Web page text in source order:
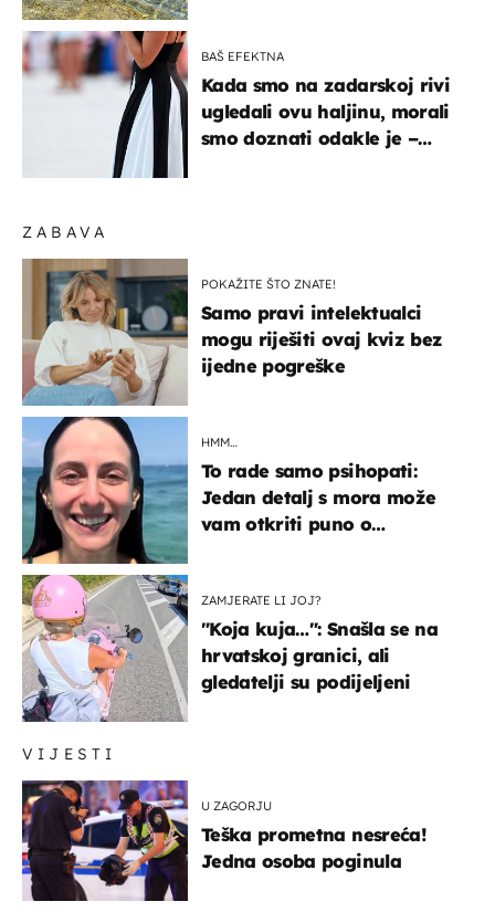
VIJESTI
U ZAGORJU
Teška prometna nesreća!
Jedna osoba poginula
ZABAVA
POKAŽITE ŠTO ZNATE!
Samo pravi intelektualci
mogu riješiti ovaj kviz bez
ijedne pogreške
HMM…
To rade samo psihopati:
Jedan detalj s mora može
vam otkriti puno o
ZAMJERATE LI JOJ?
"Koja kuja…": Snašla se na
hrvatskoj granici, ali
gledatelji su podijeljeni
BAŠ EFEKTNA
Kada smo na zadarskoj rivi
ugledali ovu haljinu, morali
smo doznati odakle je –